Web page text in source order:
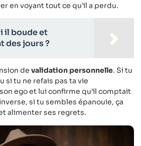
en voyant tout ce qu’il a perdu.
il boude et
des jours ?
de validation personnelle. Si tu
si tu ne refais pas ta vie
ego et lui confirme qu’il comptait
si tu sembles épanouie, ça
alimenter ses regrets.